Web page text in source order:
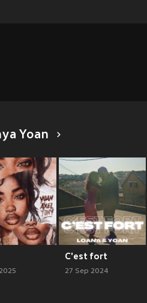
Yoan
C'est fort
27 Sep 2024